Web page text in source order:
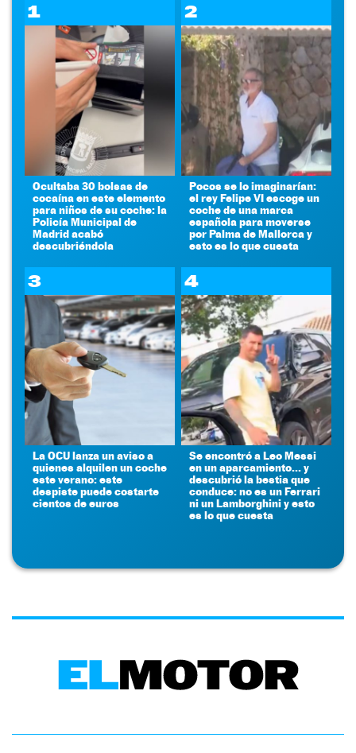
1
Ocultaba 30 bolsas de
cocaína en este elemento
para niños de su coche: la
Policía Municipal de
Madrid acabó
descubriéndola
2
Pocos se lo imaginarían:
el rey Felipe VI escoge un
coche de una marca
española para moverse
por Palma de Mallorca y
esto es lo que cuesta
3
La OCU lanza un aviso a
quienes alquilen un coche
este verano: este
despiste puede costarte
cientos de euros
4
Se encontró a Leo Messi
en un aparcamiento... y
descubrió la bestia que
conduce: no es un Ferrari
ni un Lamborghini y esto
es lo que cuesta